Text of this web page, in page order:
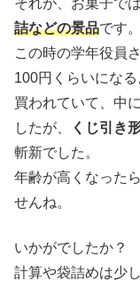
それが、お菓子では
詰などの景品です。
この時の学年役員
100円くらいにな
買われていて、中
したが、
くじ引き
斬新でした。
年齢が高くなった
せんね。
いかがでしたか？
計算や袋詰めは少